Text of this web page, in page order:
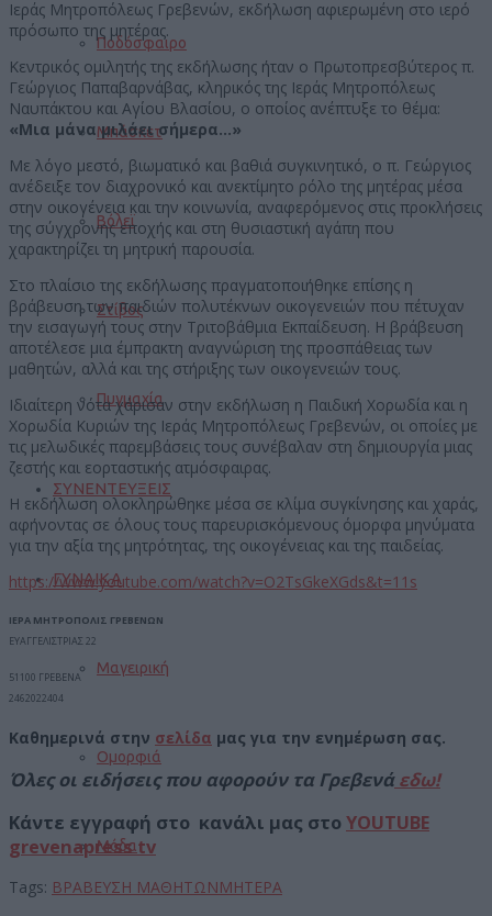
Ποδόσφαιρο
Μπάσκετ
Βόλεϊ
Στίβος
Πυγμαχία
ΣΥΝΕΝΤΕΥΞΕΙΣ
ΓΥΝΑΙΚΑ
Μαγειρική
Ομορφιά
Μόδα
Ιεράς Μητροπόλεως Γρεβενών, εκδήλωση αφιερωμένη στο ιερό
πρόσωπο της μητέρας.
Κεντρικός ομιλητής της εκδήλωσης ήταν ο Πρωτοπρεσβύτερος π.
Γεώργιος Παπαβαρνάβας, κληρικός της Ιεράς Μητροπόλεως
Ναυπάκτου και Αγίου Βλασίου, ο οποίος ανέπτυξε το θέμα:
«Μια μάνα μιλάει σήμερα…»
Με λόγο μεστό, βιωματικό και βαθιά συγκινητικό, ο π. Γεώργιος
ανέδειξε τον διαχρονικό και ανεκτίμητο ρόλο της μητέρας μέσα
στην οικογένεια και την κοινωνία, αναφερόμενος στις προκλήσεις
της σύγχρονης εποχής και στη θυσιαστική αγάπη που
χαρακτηρίζει τη μητρική παρουσία.
Στο πλαίσιο της εκδήλωσης πραγματοποιήθηκε επίσης η
βράβευση των παιδιών πολυτέκνων οικογενειών που πέτυχαν
την εισαγωγή τους στην Τριτοβάθμια Εκπαίδευση. Η βράβευση
αποτέλεσε μια έμπρακτη αναγνώριση της προσπάθειας των
μαθητών, αλλά και της στήριξης των οικογενειών τους.
Ιδιαίτερη νότα χάρισαν στην εκδήλωση η Παιδική Χορωδία και η
Χορωδία Κυριών της Ιεράς Μητροπόλεως Γρεβενών, οι οποίες με
τις μελωδικές παρεμβάσεις τους συνέβαλαν στη δημιουργία μιας
ζεστής και εορταστικής ατμόσφαιρας.
Η εκδήλωση ολοκληρώθηκε μέσα σε κλίμα συγκίνησης και χαράς,
αφήνοντας σε όλους τους παρευρισκόμενους όμορφα μηνύματα
για την αξία της μητρότητας, της οικογένειας και της παιδείας.
https://www.youtube.com/watch?v=O2TsGkeXGds&t=11s
ΙΕΡΑ ΜΗΤΡΟΠΟΛΙΣ ΓΡΕΒΕΝΩΝ
ΕΥΑΓΓΕΛΙΣΤΡΙΑΣ 22
51100 ΓΡΕΒΕΝΑ
2462022404
Καθημερινά στην σελίδα μας για την ενημέρωση σας.
Όλες οι ειδήσεις που αφορούν τα Γρεβενάεδω!
Κάντε εγγραφή στο κανάλι μας στοYOUTUBE
grevenapress tv
Tags: ΒΡΑΒΕΥΣΗ ΜΑΘΗΤΩΝΜΗΤΕΡΑ